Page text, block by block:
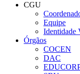
CGU
Equipe
Identidade
Órgãos
COCEN
DAC